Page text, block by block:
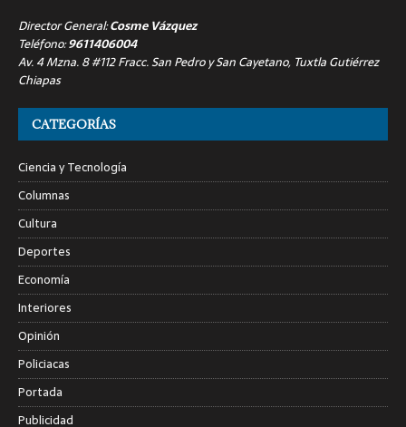
Director General:Cosme Vázquez
Teléfono:9611406004
Av. 4 Mzna. 8 #112 Fracc. San Pedro y San Cayetano, Tuxtla Gutiérrez
Chiapas
CATEGORÍAS
Ciencia y Tecnología
Columnas
Cultura
Deportes
Economía
Interiores
Opinión
Policiacas
Portada
Publicidad